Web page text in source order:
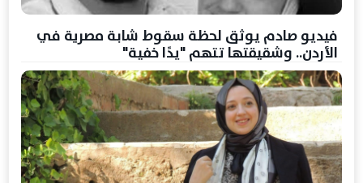
فيديو صادم يوثق لحظة سقوط شابة مصرية في
الأردن.. وشقيقتها تتهم "يدًا خفية"